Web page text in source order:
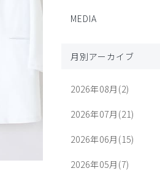
MEDIA
月別アーカイブ
2026年08月(2)
2026年07月(21)
2026年06月(15)
2026年05月(7)